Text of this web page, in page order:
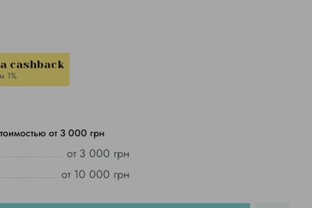
cashback
1%
от 3 000 грн
от 3 000 грн
от 10 000 грн